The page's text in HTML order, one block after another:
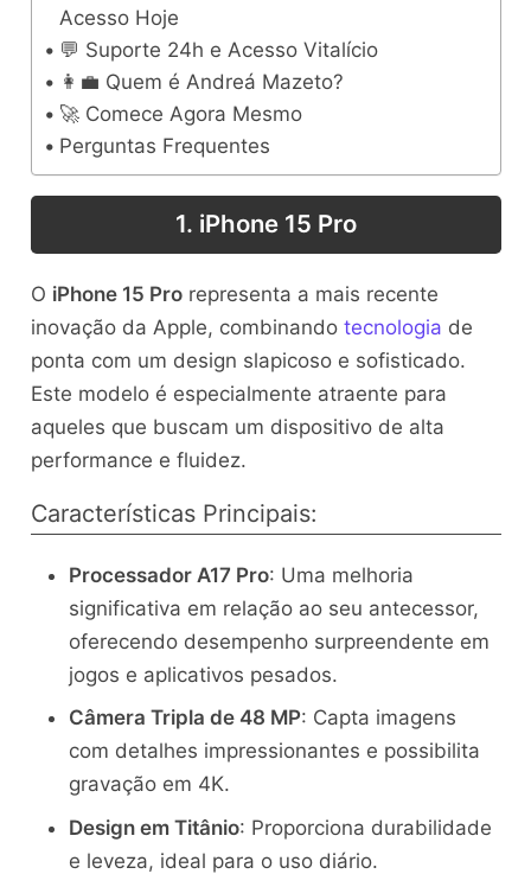
Acesso Hoje
💬 Suporte 24h e Acesso Vitalício
👩‍💼 Quem é Andreá Mazeto?
🚀 Comece Agora Mesmo
Perguntas Frequentes
1. iPhone 15 Pro
O iPhone 15 Prorepresenta a mais recente
inovação da Apple, combinando tecnologia de
ponta com um design slapicoso e sofisticado.
Este modelo é especialmente atraente para
aqueles que buscam um dispositivo de alta
performance e fluidez.
Características Principais:
Processador A17 Pro: Uma melhoria
significativa em relação ao seu antecessor,
oferecendo desempenho surpreendente em
jogos e aplicativos pesados.
Câmera Tripla de 48 MP: Capta imagens
com detalhes impressionantes e possibilita
gravação em 4K.
Design em Titânio: Proporciona durabilidade
e leveza, ideal para o uso diário.